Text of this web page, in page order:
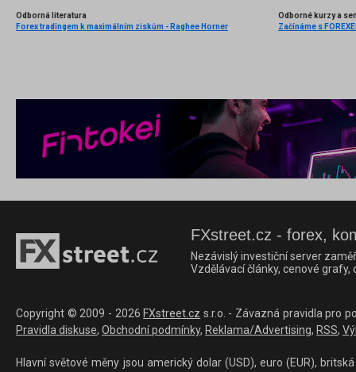
Odborná literatura
Forex tradingem k maximálním ziskům - Raghee Horner
Odborné kurzy a
Začínáme s
FXstreet.cz - forex,
Nezávislý investiční server
Vzdělávací články, cenové
Copyright © 2009 - 2026 FXstreet.cz s.r.o. - Závazná pravidla pro
Pravidla diskuse, Obchodní podmínky, Reklama/Advertising, RSS,
Hlavní světové měny jsou americký dolar (USD), euro (EUR),